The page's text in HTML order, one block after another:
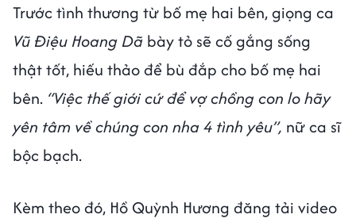
Trước tình thương từ bố mẹ hai bên, giọng ca
Vũ Điệu Hoang Dã bày tỏ sẽ cố gắng sống
thật tốt, hiếu thảo để bù đắp cho bố mẹ hai
bên. “Việc thế giới cứ để vợ chồng con lo hãy
yên tâm về chúng con nha 4 tình yêu”, nữ ca sĩ
bộc bạch.
Kèm theo đó, Hồ Quỳnh Hương đăng tải video